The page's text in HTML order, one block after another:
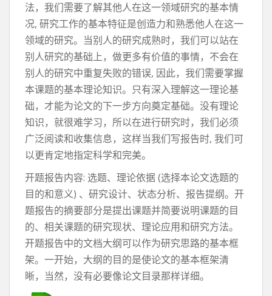
法，我们需要了解其他人在这一领域研究的基本情
况, 研究工作的基本特征是创造力和熟悉他人在这一
领域的研究。当别人的研究成熟时，我们可以站在
别人研究的基础上，做更多有价值的事情，不会在
别人的研究中重复失败的错误, 因此，我们需要掌握
本课题的基本理论知识。只有深入理解这一理论基
础，才能为论文的下一步方向奠定基础。没有理论
知识，就很难学习，所以在进行研究时，我们必须
广泛阅读和收集信息，这样当我们写报告时, 我们可
以更肯定地指定科学和完美。
开题报告内容: 选题、理论依据 (选择本论文选题的
目的和意义) 、研究设计、状态分析、报告提纲。开
题报告的摘要部分是提出课题并简要说明课题的目
的、相关课题的研究现状、理论应用和研究方法。
开题报告中的文档大纲可以作为研究思路的基本框
架。一开始，大纲的目的是使论文的基本框架清
晰，当然，没有必要像论文目录那样详细。